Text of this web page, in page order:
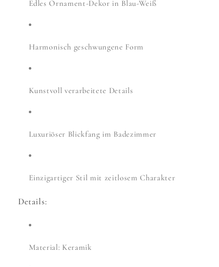
Edles Ornament-Dekor in Blau-Weiß
Harmonisch geschwungene Form
Kunstvoll verarbeitete Details
Luxuriöser Blickfang im Badezimmer
Einzigartiger Stil mit zeitlosem Charakter
Details:
Material: Keramik